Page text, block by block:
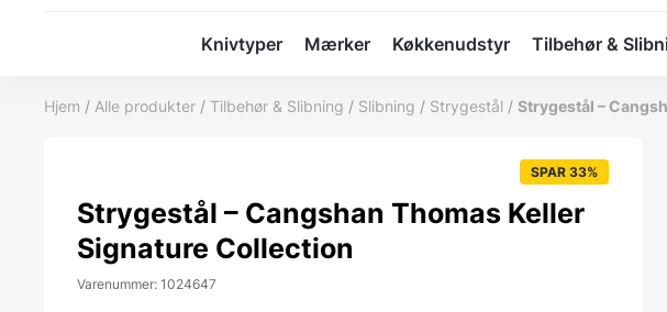
Knivtyper Mærker Køkkenudstyr Tilbehør &
Hjem / Alle produkter / Tilbehør & Slibning / Slibning / Strygestål / Strygestål –
SPAR 33%
Strygestål – Cangshan Thomas Keller
Signature Collection
Varenummer: 1024647